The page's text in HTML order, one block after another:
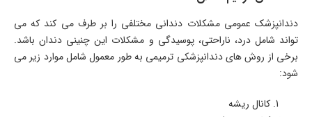
دندانپزشک عمومی مشکلات دندانی مختلفی را بر طرف می کند که می
تواند شامل درد، ناراحتی، پوسیدگی و مشکلات این چنینی دندان باشد.
برخی از روش های دندانپزشکی ترمیمی به طور معمول شامل موارد زیر می
شود:
کانال ریشه